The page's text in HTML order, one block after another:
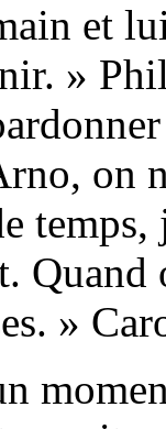
et
»
on
Quand
»